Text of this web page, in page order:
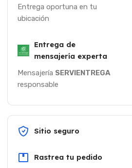
Entrega oportuna en tu
ubicación
Entrega de
mensajería experta
Mensajería SERVIENTREGA
responsable
Sitio seguro
Rastrea tu pedido